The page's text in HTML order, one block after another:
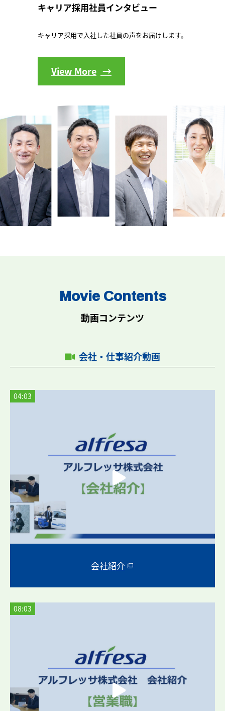
キャリア採用社員インタビュー
キャリア採用で入社した社員の声をお届けします。
View More
Movie Contents
動画コンテンツ
会社・仕事紹介動画
会社紹介
04:03
08:03